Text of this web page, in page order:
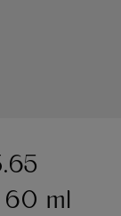
ml